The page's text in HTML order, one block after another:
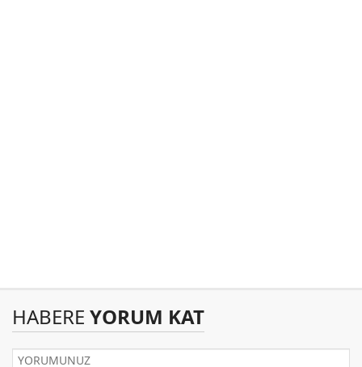
HABERE YORUM KAT